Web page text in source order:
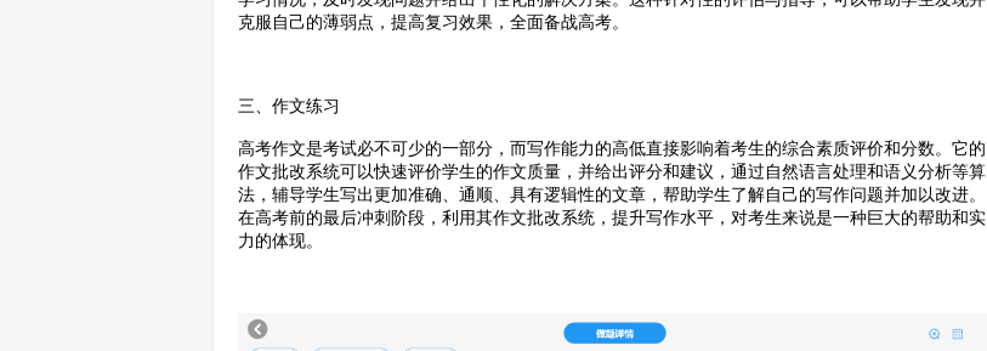
克服自己的薄弱点，提高复习效果，全面备战高考。
三、作文练习
高考作文是考试必不可少的一部分，而写作能力的高低直接影响着考生的综合素质评价和分数。它的
作文批改系统可以快速评价学生的作文质量，并给出评分和建议，通过自然语言处理和语义分析等算
法，辅导学生写出更加准确、通顺、具有逻辑性的文章，帮助学生了解自己的写作问题并加以改进。
在高考前的最后冲刺阶段，利用其作文批改系统，提升写作水平，对考生来说是一种巨大的帮助和实
力的体现。